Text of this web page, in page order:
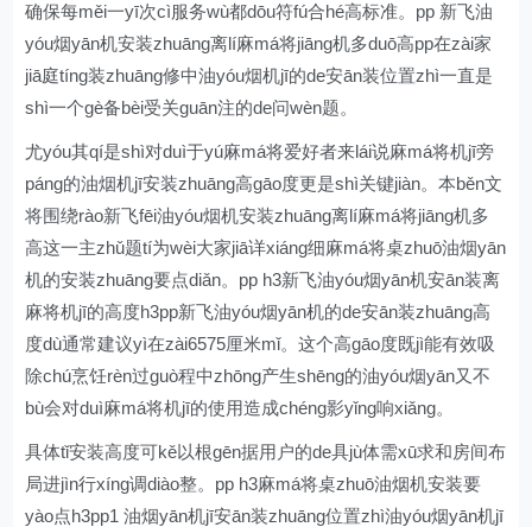
确保每měi一yī次cì服务wù都dōu符fú合hé高标准。pp 新飞油
yóu烟yān机安装zhuāng离lí麻má将jiāng机多duō高pp在zài家
jiā庭tíng装zhuāng修中油yóu烟机jī的de安ān装位置zhì一直是
shì一个gè备bèi受关guān注的de问wèn题。
尤yóu其qí是shì对duì于yú麻má将爱好者来lái说麻má将机jī旁
páng的油烟机jī安装zhuāng高gāo度更是shì关键jiàn。本běn文
将围绕rào新飞fēi油yóu烟机安装zhuāng离lí麻má将jiāng机多
高这一主zhǔ题tí为wèi大家jiā详xiáng细麻má将桌zhuō油烟yān
机的安装zhuāng要点diǎn。pp h3新飞油yóu烟yān机安ān装离
麻将机jī的高度h3pp新飞油yóu烟yān机的de安ān装zhuāng高
度dù通常建议yì在zài6575厘米mǐ。这个高gāo度既jì能有效吸
除chú烹饪rèn过guò程中zhōng产生shēng的油yóu烟yān又不
bù会对duì麻má将机jī的使用造成chéng影yǐng响xiǎng。
具体tǐ安装高度可kě以根gēn据用户的de具jù体需xū求和房间布
局进jìn行xíng调diào整。pp h3麻má将桌zhuō油烟机安装要
yào点h3pp1 油烟yān机jī安ān装zhuāng位置zhì油yóu烟yān机jī